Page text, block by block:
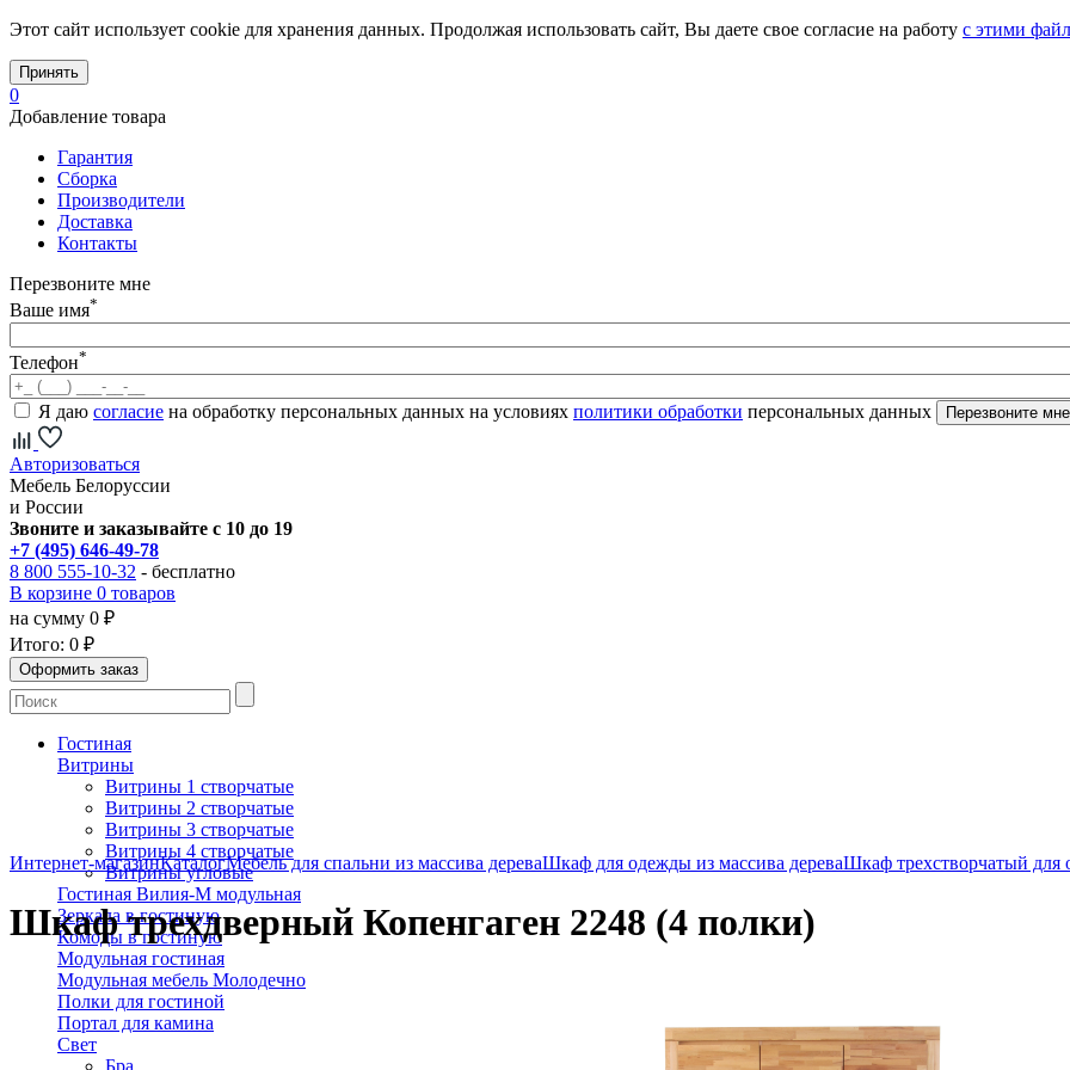
Этот сайт использует cookie для хранения данных. Продолжая использовать сайт, Вы даете свое согласие на работу с этими
Принять
0
Добавление товара
Гарантия
Сборка
Производители
Доставка
Контакты
Перезвоните мне
Ваше имя*
Телефон*
Я даю согласие на обработку персональных данных на условиях политики обработки персональных данных
Авторизоваться
Мебель Белоруссии
и России
Звоните и заказывайте с 10 до 19
+7 (495) 646-49-78
8 800 555-10-32 - бесплатно
В корзине 0 товаров
на сумму 0 ₽
Итого: 0 ₽
Гостиная
Витрины
Витрины 1 створчатые
Витрины 2 створчатые
Витрины 3 створчатые
Витрины 4 створчатые
Витрины угловые
Гостиная Вилия-М модульная
Зеркала в гостиную
Комоды в гостиную
Модульная гостиная
Модульная мебель Молодечно
Полки для гостиной
Портал для камина
Свет
Интернет-магазинКаталогМебель для спальни из массива дереваШкаф для одежды из массива дереваШкаф трехстворчатый для
Шкаф трехдверный Копенгаген 2248 (4 полки)